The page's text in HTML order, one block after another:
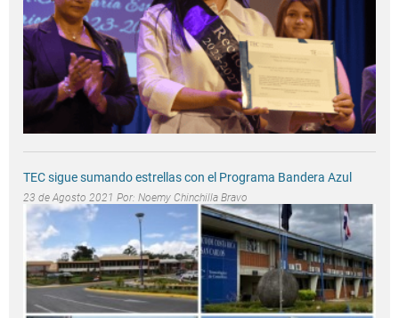
TEC sigue sumando estrellas con el Programa Bandera Azul
23 de Agosto 2021 Por: Noemy Chinchilla Bravo